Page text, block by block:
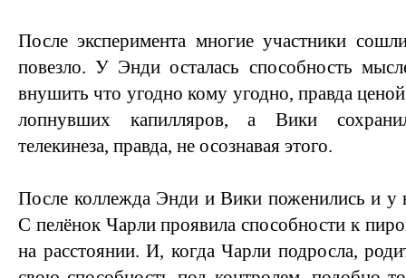
После эксперимента многие участники
повезло. У Энди осталась способность
внушить что угодно кому угодно, правда
лопнувших капилляров, а Вики
телекинеза, правда, не осознавая этого.
После коллежда Энди и Вики поженились и у
С пелёнок Чарли проявила способности к
на расстоянии. И, когда Чарли подросла,